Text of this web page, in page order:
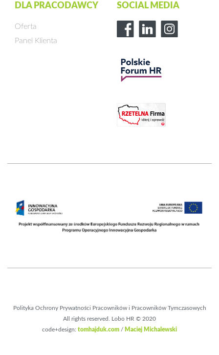
DLA PRACODAWCY
Oferta
Panel Klienta
SOCIAL MEDIA
Polityka Ochrony Prywatności Pracowników i Pracowników Tymczasowych
All rights reserved. Lobo HR © 2020
code+design: tomhajduk.com / Maciej Michalewski